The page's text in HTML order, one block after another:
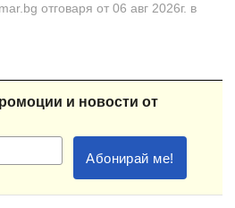
отговаря от 06 авг 2026г. в
и новости от